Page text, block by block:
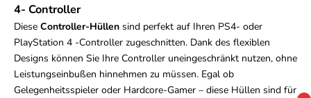
4- Controller
Diese Controller-Hüllen sind perfekt auf Ihren PS4- oder
PlayStation 4 -Controller zugeschnitten. Dank des flexiblen
Designs können Sie Ihre Controller uneingeschränkt nutzen, ohne
Leistungseinbußen hinnehmen zu müssen. Egal ob
Gelegenheitsspieler oder Hardcore-Gamer – diese Hüllen sind für